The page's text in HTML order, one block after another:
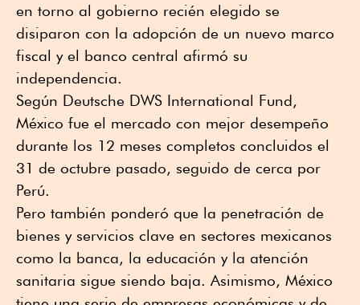
en torno al gobierno recién elegido se
disiparon con la adopción de un nuevo marco
fiscal y el banco central afirmó su
independencia.
Según Deutsche DWS International Fund,
México fue el mercado con mejor desempeño
durante los 12 meses completos concluidos el
31 de octubre pasado, seguido de cerca por
Perú.
Pero también ponderó que la penetración de
bienes y servicios clave en sectores mexicanos
como la banca, la educación y la atención
sanitaria sigue siendo baja. Asimismo, México